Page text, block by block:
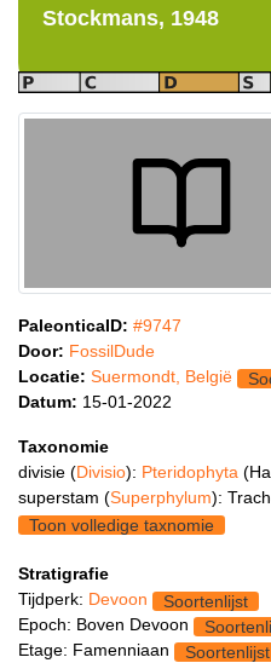
Stockmans, 1948
PaleonticaID: #9747
Door: FossilDude
Locatie: Suermondt, België
Datum: 15-01-2022
Taxonomie
divisie (Divisio): Pteridophyta
superstam (Superphylum):
Toon volledige taxnomie
Stratigrafie
Tijdperk: Devoon
Soortenlijst
Epoch: Boven Devoon
Etage: Famenniaan
Soortenlijst